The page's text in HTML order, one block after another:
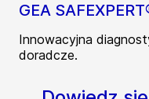
GEA
Innowacyjna
doradcze.